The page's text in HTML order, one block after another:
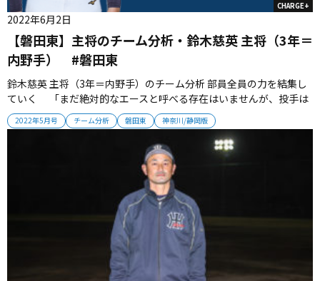
CHARGE+
2022年5月号 チーム分析 磐田東 神奈川/静岡版
【磐田東】主将のチーム分析・鈴木慈英 主将（3年＝
内野手） #磐田東
2022年6月2日
鈴木慈英 主将（3年＝内野手）のチーム分析 部員全員の力を結集し
ていく 「まだ絶対的なエースと呼べる存在はいませんが、投手は
3年生の池端勇輝、村松太智、山本翔己、2年生の川島京衛、深田舜
が中心になってきます。攻撃は一発が出る打線ではないので小技を
絡めながら何とか1点をもぎとる野球を目指しています。今年のテー